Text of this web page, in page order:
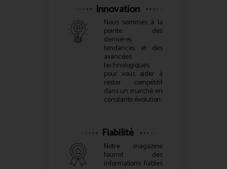
Innovation
Nous sommes à la
pointe des
dernières
tendances et des
avancées
technologiques
pour vous aider à
rester compétitif
dans un marché en
constante évolution.
Fiabilité
Notre magazine
fournit des
informations fiables